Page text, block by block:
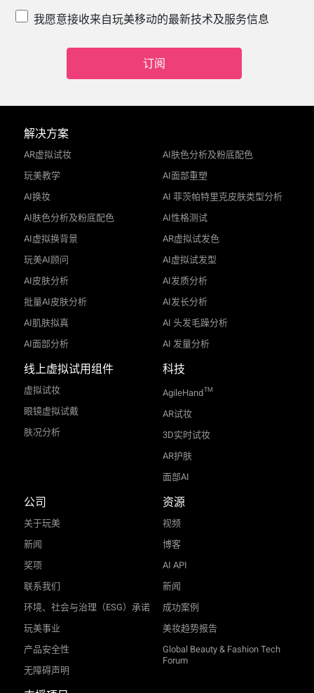
我愿意接收来自玩美移动的最新技术及服务信息
订阅
解决方案
AR虚拟试妆
玩美教学
AI换妆
AI肤色分析及粉底配色
AI虚拟换背景
玩美AI顾问
AI皮肤分析
批量AI皮肤分析
AI肌肤拟真
AI面部分析
AI肤色分析及粉底配色
AI面部重塑
AI 菲茨帕特里克皮肤类型分析
AI性格测试
AR虚拟试发色
AI虚拟试发型
AI发质分析
AI发长分析
AI 头发毛躁分析
AI 发量分析
线上虚拟试用组件
虚拟试妆
眼镜虚拟试戴
肤况分析
科技
AgileHandTM
AR试妆
3D实时试妆
AR护肤
面部AI
公司
关于玩美
新闻
奖项
联系我们
环境、社会与治理（ESG）承诺
玩美事业
产品安全性
无障碍声明
资源
视频
博客
AI API
新闻
成功案例
美妆趋势报告
Global Beauty & Fashion Tech
Forum